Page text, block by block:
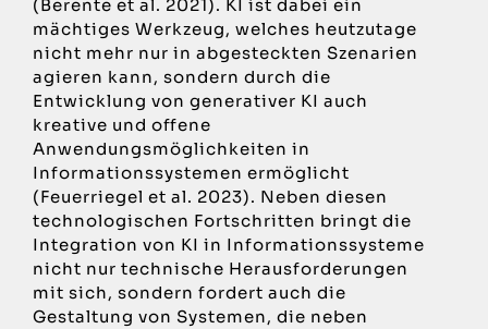
(Berente et al. 2021). KI ist dabei ein
mächtiges Werkzeug, welches heutzutage
nicht mehr nur in abgesteckten Szenarien
agieren kann, sondern durch die
Entwicklung von generativer KI auch
kreative und offene
Anwendungsmöglichkeiten in
Informationssystemen ermöglicht
(Feuerriegel et al. 2023). Neben diesen
technologischen Fortschritten bringt die
Integration von KI in Informationssysteme
nicht nur technische Herausforderungen
mit sich, sondern fordert auch die
Gestaltung von Systemen, die neben